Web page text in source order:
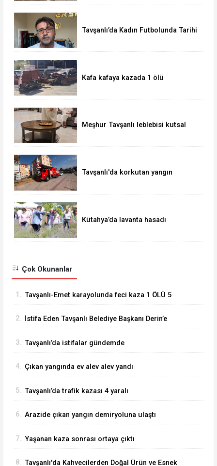
Tavşanlı’da Kadın Futbolunda Tarihi
Kafa kafaya kazada 1 ölü
Meşhur Tavşanlı leblebisi kutsal
Tavşanlı'da korkutan yangın
Kütahya’da lavanta hasadı
Çok Okunanlar
1. Tavşanlı-Emet karayolunda feci kaza 1 ÖLÜ 5
2. İstifa Eden Tavşanlı Belediye Başkanı Derin’e
3. Tavşanlı’da istifalar gündemde
4. Çıkan yangında ev alev alev yandı
5. Tavşanlı’da trafik kazası 4 yaralı
6. Arazide çıkan yangın demiryoluna ulaştı
7. Yaşanan kaza sonrası ortaya çıktı
8. Tavşanlı'da Kahvecilerden Doğal Ürün ve Esnek